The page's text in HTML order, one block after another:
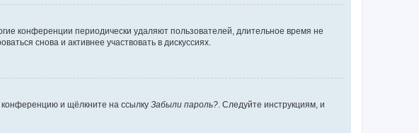
конференции периодически удаляют пользователей, длительное время не
снова и активнее участвовать в дискуссиях.
конференцию и щёлкните на ссылку Забыли пароль?. Следуйте инструкциям, и